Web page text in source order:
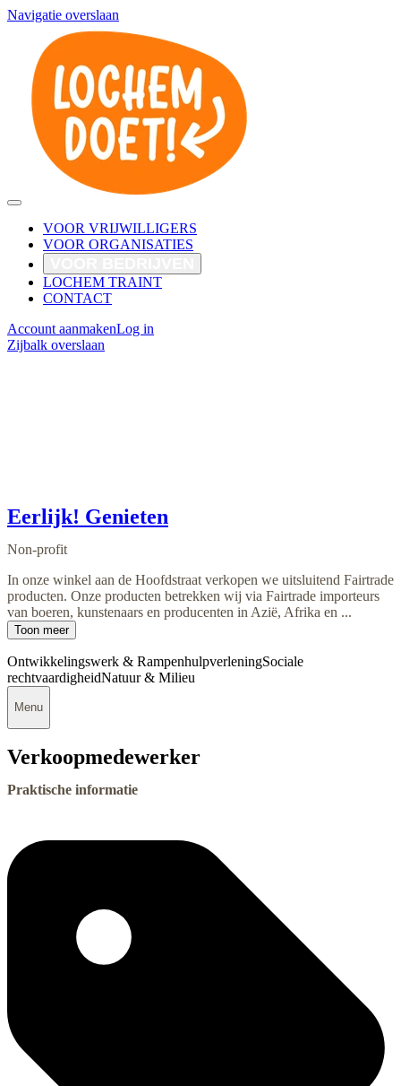
Navigatie overslaan
VOOR VRIJWILLIGERS
VOOR ORGANISATIES
LOCHEM TRAINT
CONTACT
Account aanmakenLog in
Zijbalk overslaan
Eerlijk! Genieten
Non-profit
In onze winkel aan de Hoofdstraat verkopen we uitsluitend Fairtrade
producten. Onze producten betrekken wij via Fairtrade importeurs
van boeren, kunstenaars en producenten in Azië, Afrika en ...
Toon meer
Ontwikkelingswerk & RampenhulpverleningSociale
rechtvaardigheidNatuur & Milieu
Menu
Verkoopmedewerker
Praktische informatie